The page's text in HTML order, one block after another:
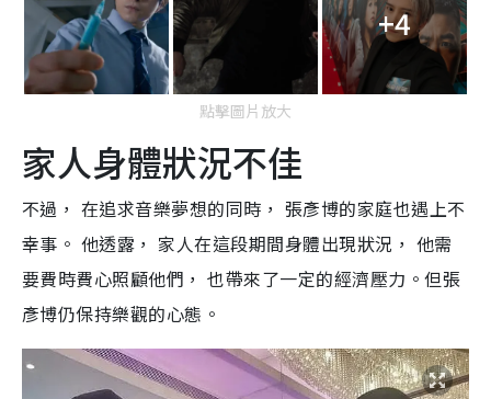
+4
點擊圖片放大
家人身體狀況不佳
不過， 在追求音樂夢想的同時， 張彥博的家庭也遇上不
幸事。 他透露， 家人在這段期間身體出現狀況， 他需
要費時費心照顧他們， 也帶來了一定的經濟壓力。但張
彥博仍保持樂觀的心態。